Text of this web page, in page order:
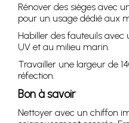
Rénover des sièges avec
pour un usage dédié aux
Habiller des fauteuils
UV et au milieu marin.
Travailler une largeur de
réfection.
Bon à savoir
Nettoyer avec un chiffon